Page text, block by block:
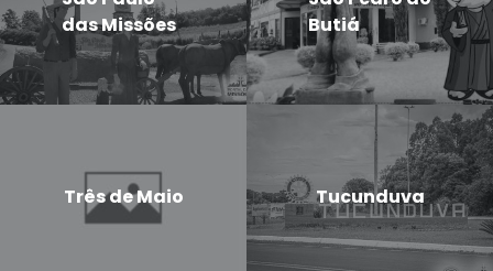
das Missões
Butiá
Três de Maio Tucunduva